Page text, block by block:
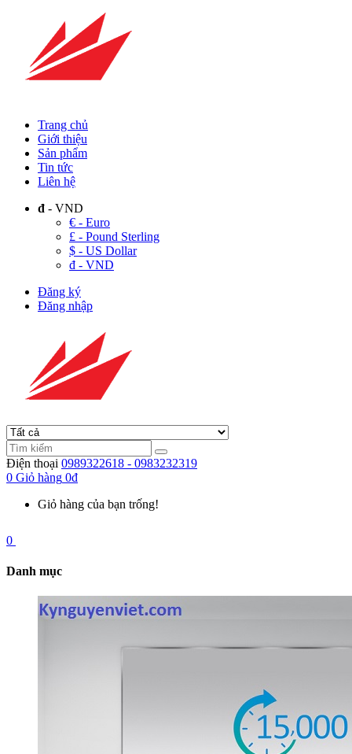
Trang chủ
Giới thiệu
Sản phẩm
Tin tức
Liên hệ
đ - VND
€ - Euro
£ - Pound Sterling
$ - US Dollar
đ - VND
Đăng ký
Đăng nhập
Điện thoại 0989322618 - 0983232319
0 Giỏ hàng 0đ
Giỏ hàng của bạn trống!
0
Danh mục